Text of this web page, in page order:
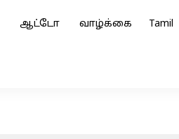
ஆட்டோ வாழ்க்கை Tamil